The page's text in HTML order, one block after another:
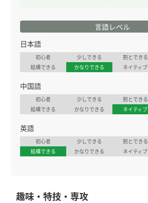
言語レベル
日本語
初心者 少しできる
割とできる
結構できる
かなりできる ネイティブ
中国語
初心者 少しできる
割とできる
結構できる
かなりできる ネイティブ
英語
初心者 少しできる
割とできる
結構できる
かなりできる ネイティブ
趣味・特技・専攻